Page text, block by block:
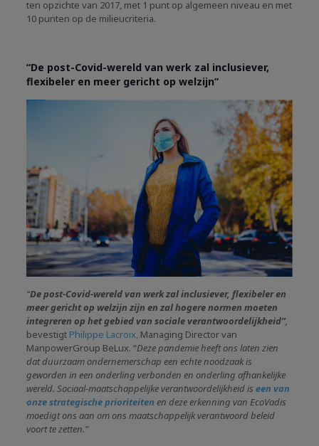
ten opzichte van 2017, met 1 punt op algemeen niveau en met
10 punten op de milieucriteria.
“De post-Covid-wereld van werk zal inclusiever,
flexibeler en meer gericht op welzijn”
“De post-Covid-wereld van werk zal inclusiever, flexibeler en
meer gericht op welzijn zijn en zal hogere normen moeten
integreren op het gebied van sociale verantwoordelijkheid”,
bevestigt Philippe Lacroix, Managing Director van
ManpowerGroup BeLux. “Deze pandemie heeft ons laten zien
dat duurzaam ondernemerschap een echte noodzaak is
geworden in een onderling verbonden en onderling afhankelijke
wereld. Sociaal-maatschappelijke verantwoordelijkheid iseen van
onze strategische prioriteiten en deze erkenning van EcoVadis
moedigt ons aan om ons maatschappelijk verantwoord beleid
voort te zetten.”